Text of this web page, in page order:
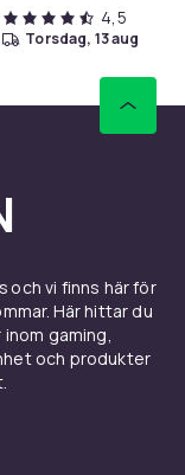
4,5
torsdag, 13 aug
och vi finns här för
Här hittar du
gaming,
och produkter